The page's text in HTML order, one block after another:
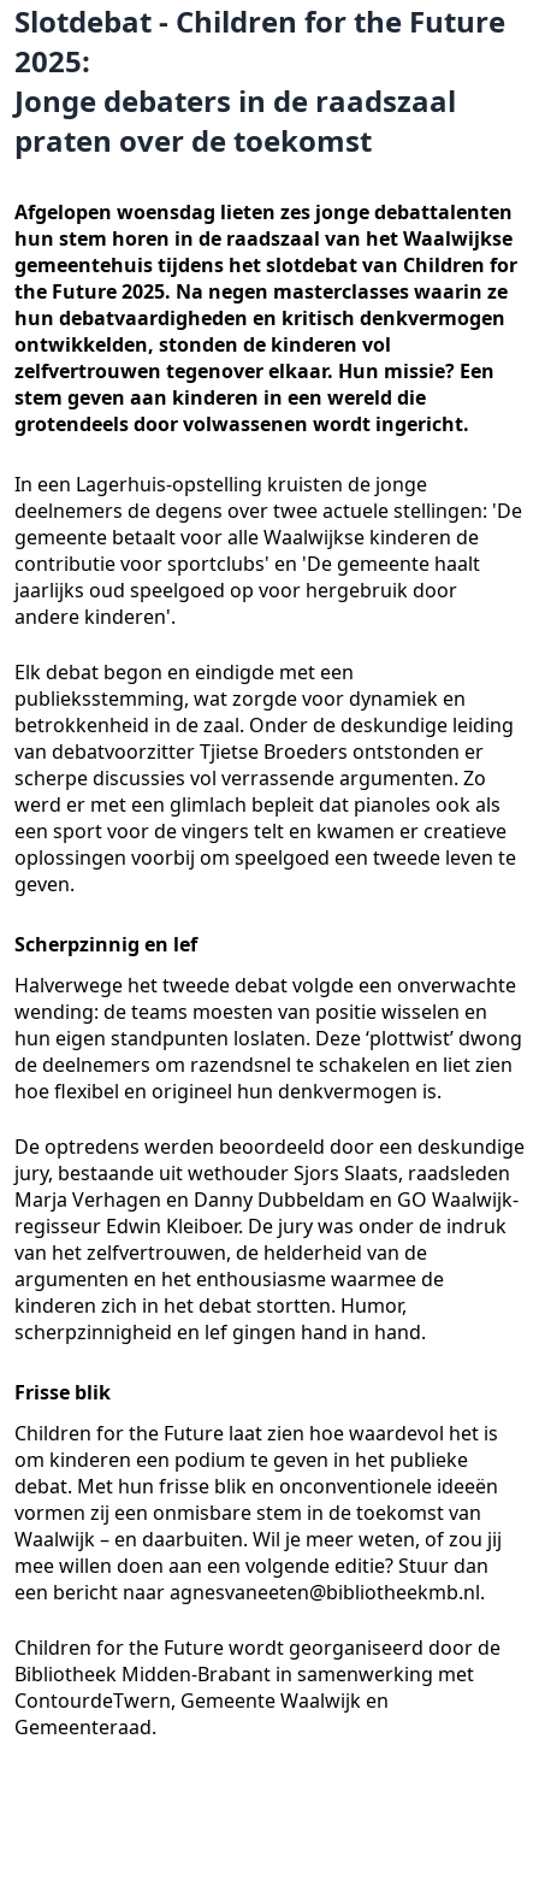
Slotdebat - Children for the Future
2025:
Jonge debaters in de raadszaal
praten over de toekomst
Afgelopen woensdag lieten zes jonge debattalenten
hun stem horen in de raadszaal van het Waalwijkse
gemeentehuis tijdens het slotdebat van Children for
the Future 2025. Na negen masterclasses waarin ze
hun debatvaardigheden en kritisch denkvermogen
ontwikkelden, stonden de kinderen vol
zelfvertrouwen tegenover elkaar. Hun missie? Een
stem geven aan kinderen in een wereld die
grotendeels door volwassenen wordt ingericht.
In een Lagerhuis-opstelling kruisten de jonge
deelnemers de degens over twee actuele stellingen: 'De
gemeente betaalt voor alle Waalwijkse kinderen de
contributie voor sportclubs' en 'De gemeente haalt
jaarlijks oud speelgoed op voor hergebruik door
andere kinderen'.
Elk debat begon en eindigde met een
publieksstemming, wat zorgde voor dynamiek en
betrokkenheid in de zaal. Onder de deskundige leiding
van debatvoorzitter Tjietse Broeders ontstonden er
scherpe discussies vol verrassende argumenten. Zo
werd er met een glimlach bepleit dat pianoles ook als
een sport voor de vingers telt en kwamen er creatieve
oplossingen voorbij om speelgoed een tweede leven te
geven.
Scherpzinnig en lef
Halverwege het tweede debat volgde een onverwachte
wending: de teams moesten van positie wisselen en
hun eigen standpunten loslaten. Deze ‘plottwist’ dwong
de deelnemers om razendsnel te schakelen en liet zien
hoe flexibel en origineel hun denkvermogen is.
De optredens werden beoordeeld door een deskundige
jury, bestaande uit wethouder Sjors Slaats, raadsleden
Marja Verhagen en Danny Dubbeldam en GO Waalwijk-
regisseur Edwin Kleiboer. De jury was onder de indruk
van het zelfvertrouwen, de helderheid van de
argumenten en het enthousiasme waarmee de
kinderen zich in het debat stortten. Humor,
scherpzinnigheid en lef gingen hand in hand.
Frisse blik
Children for the Future laat zien hoe waardevol het is
om kinderen een podium te geven in het publieke
debat. Met hun frisse blik en onconventionele ideeën
vormen zij een onmisbare stem in de toekomst van
Waalwijk – en daarbuiten. Wil je meer weten, of zou jij
mee willen doen aan een volgende editie? Stuur dan
een bericht naar agnesvaneeten@bibliotheekmb.nl.
Children for the Future wordt georganiseerd door de
Bibliotheek Midden-Brabant in samenwerking met
ContourdeTwern, Gemeente Waalwijk en
Gemeenteraad.